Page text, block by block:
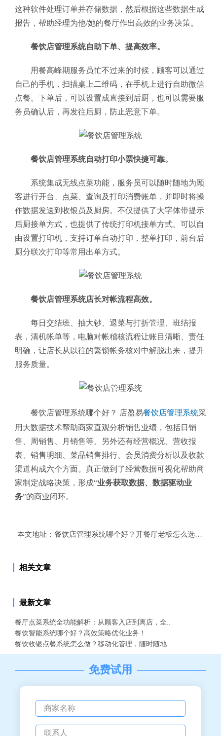
这种软件处理订单并存储数据，然后根据这些数据生成
报告，帮助经理为他/她的餐厅作出高效的业务决策。
餐饮店管理系统自助下单、提高效率‍。
用餐高峰期服务员忙不过来的时候，顾客可以通过
自己的手机，扫描桌上二维码，在手机上进行自助微信
点餐。下单后，可以设置成直接到后厨，也可以需要服
务员确认后，再发往后厨，防止恶意下单。
餐饮店管理系统自动打印小票快捷可靠。
系统集成无线点菜功能，服务员可以随时随地为顾
客进行开台、点菜、查询及打印消费账单，并即时将操
作数据发送到收银员及厨房。不仅提供了大字体带提示
后厨接单方式，也提供了传统打印机接单方式。可以自
由设置打印机，支持订单自动打印，整单打印，前台后
厨分联次打印等常用出单方式。
餐饮店管理系统店长对帐流程高效。
每日交结班、抽大钞、退菜与打折管理、班结报
表，清机帐单等，电脑对帐稽核流程让账目清晰、责任
明确，让店长从以往的繁锁帐务核对中解脱出来，提升
服务质量。
餐饮店管理系统哪个好？ 店盈易餐饮店管理系统采
用大数据技术帮助商家直观分析销售业绩，包括日销
售、周销售、月销售等。另外还有经营概况、营收报
表、销售明细、菜品销售排行、会员消费分析以及收款
渠道构成六个方面。真正做到了经营数据可视化帮助商
家制定战略决策，形成“业务获取数据、数据驱动业
务”的商业闭环。
本文地址： 餐饮店管理系统哪个好？开餐厅老板怎么选餐饮店
相关文章
最新文章
餐厅点菜系统全功能解析：从顾客入店到离店，全..
餐饮智能系统哪个好？高效策略优化业务！
餐饮收银点餐系统怎么做？移动化管理，随时随地..
免费试用